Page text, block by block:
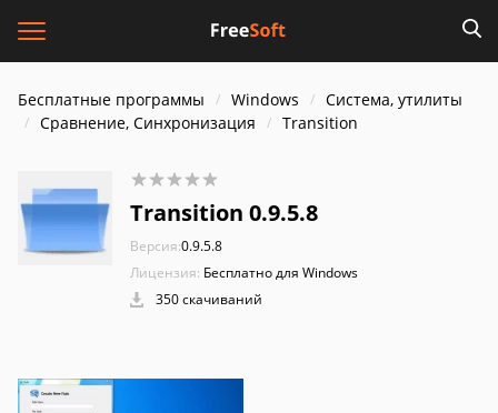
Бесплатные программы Windows
Система, утилиты
Сравнение, Синхронизация
Transition
Transition 0.9.5.8
Версия:0.9.5.8
Лицензия: Бесплатно для Windows
350 скачиваний